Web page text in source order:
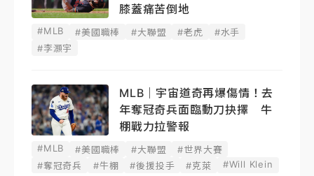
膝蓋痛苦倒地
#MLB #美國職棒 #大聯盟 #老虎
#水手
#李灝宇
MLB｜宇宙道奇再爆傷情！去
年奪冠奇兵面臨動刀抉擇 牛
棚戰力拉警報
#MLB #美國職棒 #大聯盟
#世界大賽
#奪冠奇兵
#牛棚 #後援投手 #克萊 #Will Klein